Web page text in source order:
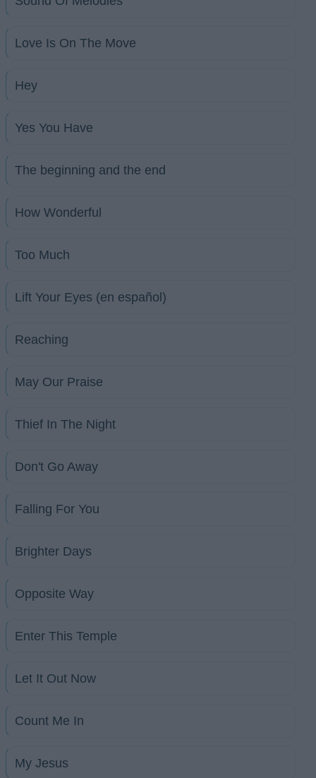
Love Is On The Move
Hey
Yes You Have
The beginning and the end
How Wonderful
Too Much
Lift Your Eyes (en español)
Reaching
May Our Praise
Thief In The Night
Don't Go Away
Falling For You
Brighter Days
Opposite Way
Enter This Temple
Let It Out Now
Count Me In
My Jesus